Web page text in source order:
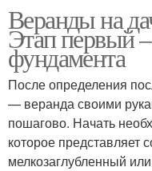
Веранды на
Этап первый
фундамента
После определения
— веранда своими
пошагово. Начать
которое представляет
мелкозаглубленный